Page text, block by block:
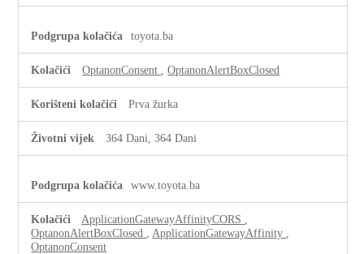
toyota.ba
OptanonConsent ,OptanonAlertBoxClosed
Prva žurka
364 Dani, 364 Dani
www.toyota.ba
ApplicationGatewayAffinityCORS
OptanonAlertBoxClosed
ApplicationGatewayAffinity
OptanonConsent